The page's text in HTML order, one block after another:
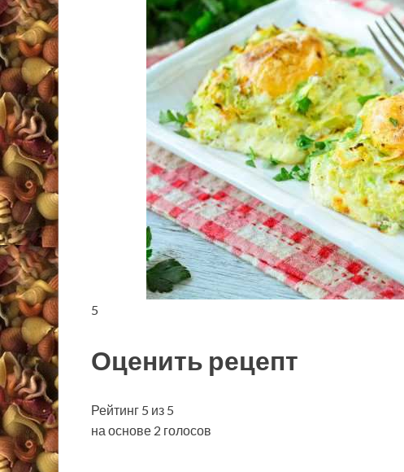
5
Оценить рецепт
Рейтинг 5 из 5
на основе 2 голосов